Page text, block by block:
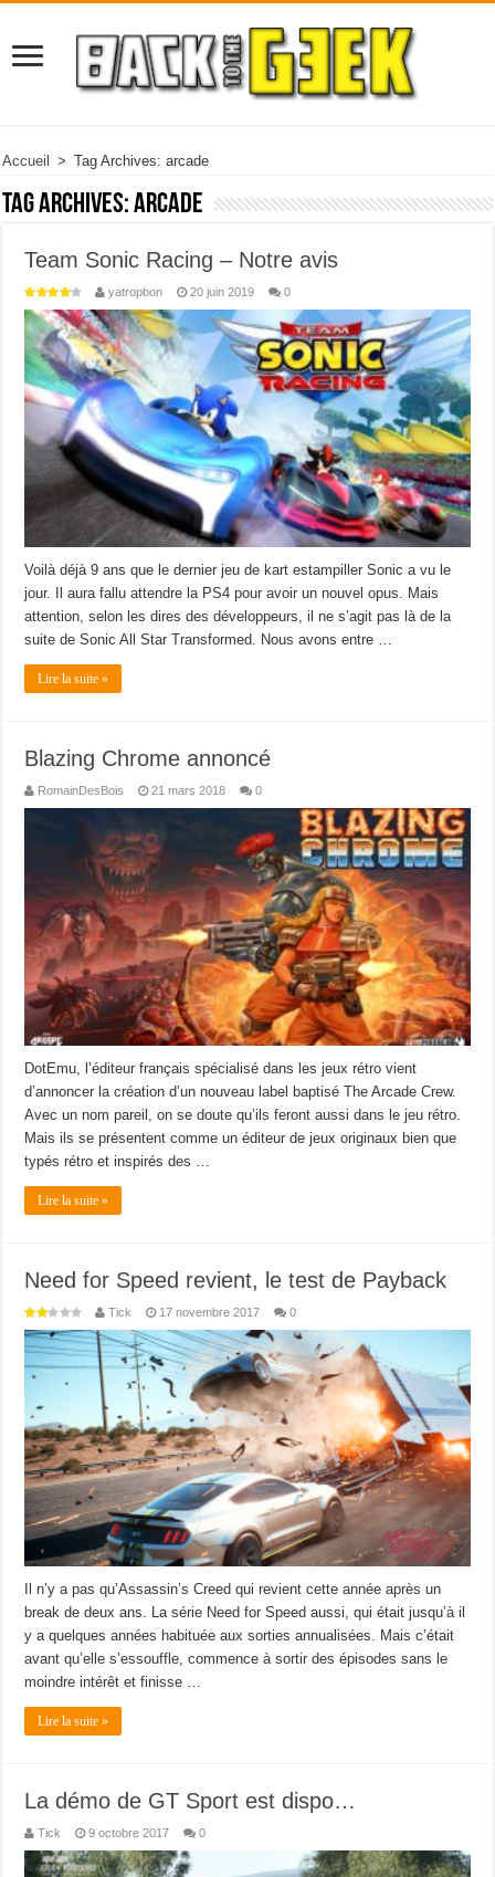
Accueil > Tag Archives: arcade
Tag Archives:arcade
Team Sonic Racing – Notre avis
yatropbon 20 juin 2019 0
Voilà déjà 9 ans que le dernier jeu de kart estampiller Sonic a vu le
jour. Il aura fallu attendre la PS4 pour avoir un nouvel opus. Mais
attention, selon les dires des développeurs, il ne s’agit pas là de la
suite de Sonic All Star Transformed. Nous avons entre …
Lire la suite »
Blazing Chrome annoncé
RomainDesBois 21 mars 2018 0
DotEmu, l’éditeur français spécialisé dans les jeux rétro vient
d’annoncer la création d’un nouveau label baptisé The Arcade Crew.
Avec un nom pareil, on se doute qu’ils feront aussi dans le jeu rétro.
Mais ils se présentent comme un éditeur de jeux originaux bien que
typés rétro et inspirés des …
Lire la suite »
Need for Speed revient, le test de Payback
Tick 17 novembre 2017 0
Il n’y a pas qu’Assassin’s Creed qui revient cette année après un
break de deux ans. La série Need for Speed aussi, qui était jusqu’à il
y a quelques années habituée aux sorties annualisées. Mais c’était
avant qu’elle s’essouffle, commence à sortir des épisodes sans le
moindre intérêt et finisse …
Lire la suite »
La démo de GT Sport est dispo…
Tick 9 octobre 2017 0